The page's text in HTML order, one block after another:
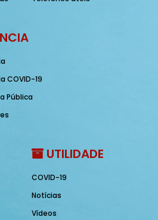
COVID-19
Pública
UTILIDADE
COVID-19
Notícias
Vídeos